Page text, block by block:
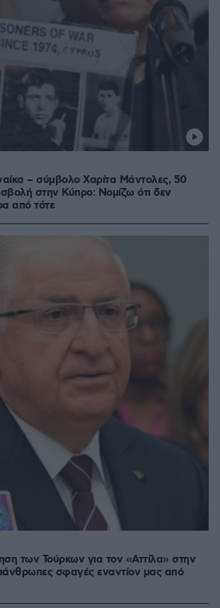
– σύμβολο Χαρίτα Μάντολες, 50
στην Κύπρο: Νομίζω ότι δεν
από τότε
των Τούρκων για τον «Αττίλα» στην
σφαγές εναντίον μας από